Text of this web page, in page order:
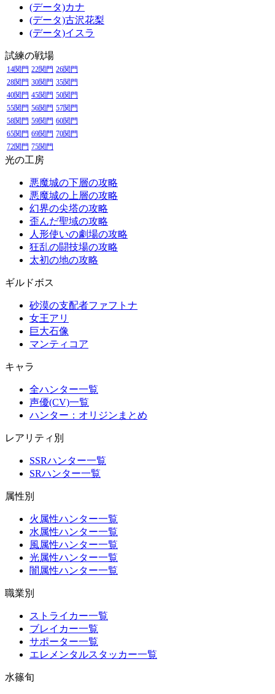
(データ)カナ
(データ)古沢花梨
(データ)イスラ
試練の戦場
14関門 22関門 26関門
28関門 30関門 35関門
40関門 45関門 50関門
55関門 56関門 57関門
58関門 59関門 60関門
65関門 69関門 70関門
72関門 75関門
光の工房
悪魔城の下層の攻略
悪魔城の上層の攻略
幻界の尖塔の攻略
歪んだ聖域の攻略
人形使いの劇場の攻略
狂乱の闘技場の攻略
太初の地の攻略
ギルドボス
砂漠の支配者ファフトナ
女王アリ
巨大石像
マンティコア
キャラ
全ハンター一覧
声優(CV)一覧
ハンター：オリジンまとめ
レアリティ別
SSRハンター一覧
SRハンター一覧
属性別
火属性ハンター一覧
水属性ハンター一覧
風属性ハンター一覧
光属性ハンター一覧
闇属性ハンター一覧
職業別
ストライカー一覧
ブレイカー一覧
サポーター一覧
エレメンタルスタッカー一覧
水篠旬